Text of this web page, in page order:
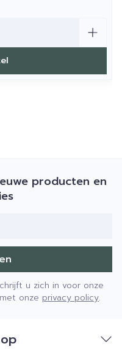
producten en
u zich in voor onze
onze privacy policy.